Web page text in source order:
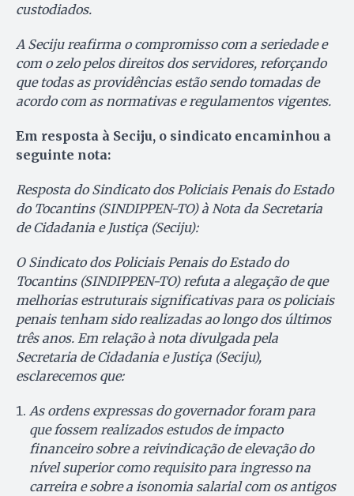
custodiados.
A Seciju reafirma o compromisso com a seriedade e
com o zelo pelos direitos dos servidores, reforçando
que todas as providências estão sendo tomadas de
acordo com as normativas e regulamentos vigentes.
Em resposta à Seciju, o sindicato encaminhou a
seguinte nota:
Resposta do Sindicato dos Policiais Penais do Estado
do Tocantins (SINDIPPEN-TO) à Nota da Secretaria
de Cidadania e Justiça (Seciju):
O Sindicato dos Policiais Penais do Estado do
Tocantins (SINDIPPEN-TO) refuta a alegação de que
melhorias estruturais significativas para os policiais
penais tenham sido realizadas ao longo dos últimos
três anos. Em relação à nota divulgada pela
Secretaria de Cidadania e Justiça (Seciju),
esclarecemos que:
As ordens expressas do governador foram para
que fossem realizados estudos de impacto
financeiro sobre a reivindicação de elevação do
nível superior como requisito para ingresso na
carreira e sobre a isonomia salarial com os antigos